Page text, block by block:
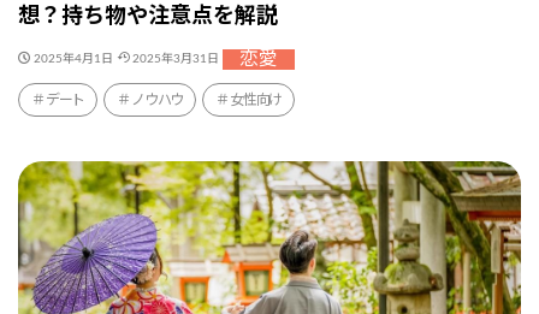
想？持ち物や注意点を解説
2025年4月1日 2025年3月31日 恋愛
デート ノウハウ 女性向け